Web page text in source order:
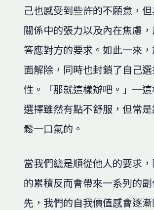
己也感受到些許的不願意，
關係中的張力以及內在焦慮
答應對方的要求。如此一來
面解除，同時也封鎖了自己
性。「那就這樣辦吧。」─這
選擇雖然有點不舒服，但常
鬆一口氣的。
當我們總是順從他人的要求
的累積反而會帶來一系列的
先，我們的自我價值感會逐